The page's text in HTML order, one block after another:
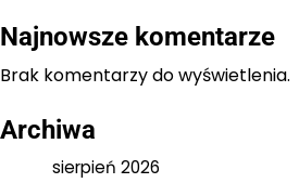
Najnowsze komentarze
Brak komentarzy do wyświetlenia.
Archiwa
sierpień 2026